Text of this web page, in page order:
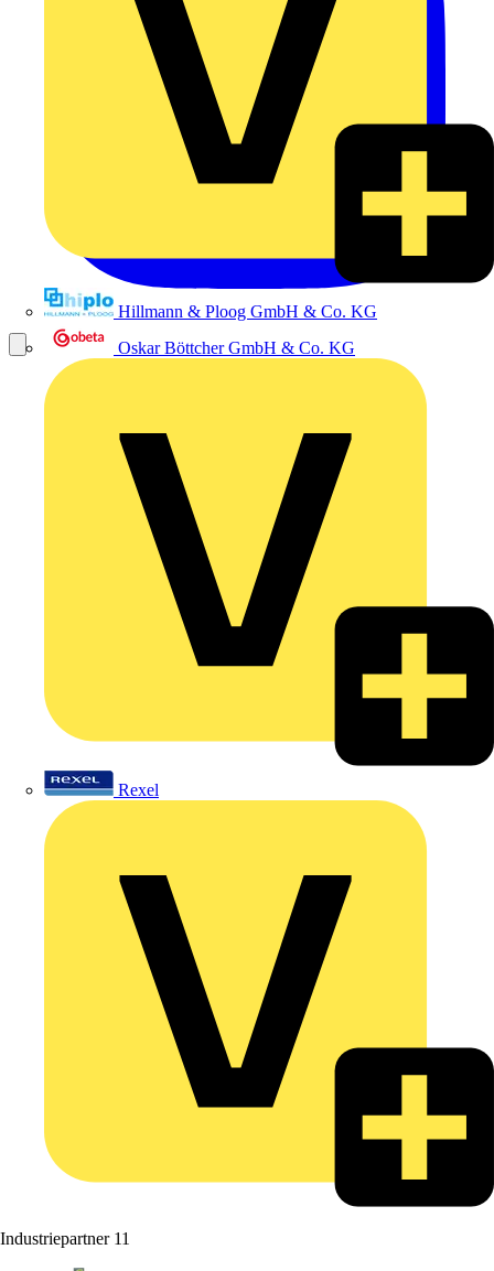
Hillmann & Ploog GmbH & Co. KG
Oskar Böttcher GmbH & Co. KG
Rexel
Industriepartner 11